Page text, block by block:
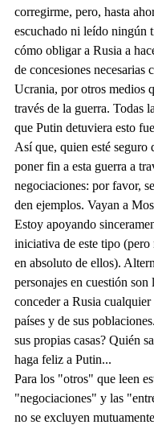
corregirme, pero, hasta
escuchado ni leído ningún
cómo obligar a Rusia a
de concesiones necesarias
Ucrania, por otros medios
través de la guerra. Todas
que Putin detuviera esto
Así que, quien esté seguro
poner fin a esta guerra a
negociaciones: por favor,
den ejemplos. Vayan a
Estoy apoyando
iniciativa de este tipo (pero
en absoluto de ellos).
personajes en cuestión son
conceder a Rusia cualquier
países y de sus
sus propias casas? Quién
haga feliz a Putin...
Para los "otros" que leen
"negociaciones" y las
no se excluyen